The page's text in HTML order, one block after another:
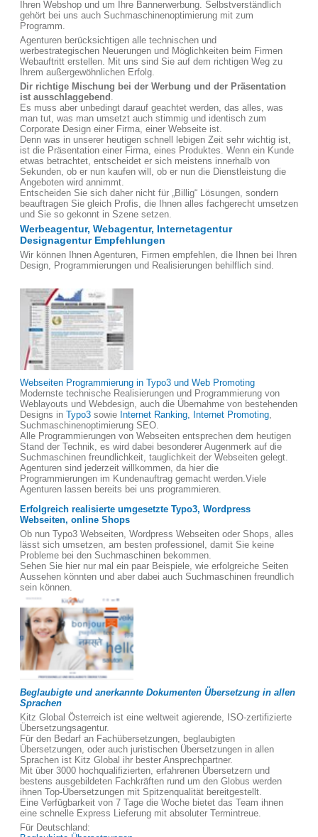
Ihren Webshop und um Ihre Bannerwerbung. Selbstverständlich
gehört bei uns auch Suchmaschinenoptimierung mit zum
Programm.
Agenturen berücksichtigen alle technischen und
werbestrategischen Neuerungen und Möglichkeiten beim Firmen
Webauftritt erstellen. Mit uns sind Sie auf dem richtigen Weg zu
Ihrem außergewöhnlichen Erfolg.
Dir richtige Mischung bei der Werbung und der Präsentation
ist ausschlaggebend .
Es muss aber unbedingt darauf geachtet werden, das alles, was
man tut, was man umsetzt auch stimmig und identisch zum
Corporate Design einer Firma, einer Webseite ist.
Denn was in unserer heutigen schnell lebigen Zeit sehr wichtig ist,
ist die Präsentation einer Firma, eines Produktes. Wenn ein Kunde
etwas betrachtet, entscheidet er sich meistens innerhalb von
Sekunden, ob er nun kaufen will, ob er nun die Dienstleistung die
Angeboten wird annimmt.
Entscheiden Sie sich daher nicht für „Billig“ Lösungen, sondern
beauftragen Sie gleich Profis, die Ihnen alles fachgerecht umsetzen
und Sie so gekonnt in Szene setzen.
Werbeagentur, Webagentur, Internetagentur
Designagentur Empfehlungen
Wir können Ihnen Agenturen, Firmen empfehlen, die Ihnen bei Ihren
Design, Programmierungen und Realisierungen behilflich sind.
Webseiten Programmierung in Typo3 und Web Promoting
Modernste technische Realisierungen und Programmierung von
Weblayouts und Webdesign, auch die Übernahme von bestehenden
Designs in Typo3 sowie Internet Ranking, Internet Promoting,
Suchmaschinenoptimierung SEO.
Alle Programmierungen von Webseiten entsprechen dem heutigen
Stand der Technik, es wird dabei besonderer Augenmerk auf die
Suchmaschinen freundlichkeit, tauglichkeit der Webseiten gelegt.
Agenturen sind jederzeit willkommen, da hier die
Programmierungen im Kundenauftrag gemacht werden.Viele
Agenturen lassen bereits bei uns programmieren.
Erfolgreich realisierte umgesetzte Typo3, Wordpress
Webseiten, online Shops
Ob nun Typo3 Webseiten, Wordpress Webseiten oder Shops, alles
lässt sich umsetzen, am besten professionel, damit Sie keine
Probleme bei den Suchmaschinen bekommen.
Sehen Sie hier nur mal ein paar Beispiele, wie erfolgreiche Seiten
Aussehen könnten und aber dabei auch Suchmaschinen freundlich
sein können.
Beglaubigte und anerkannte Dokumenten Übersetzung in allen
Sprachen
Kitz Global Österreich ist eine weltweit agierende, ISO-zertifizierte
Übersetzungsagentur.
Für den Bedarf an Fachübersetzungen, beglaubigten
Übersetzungen, oder auch juristischen Übersetzungen in allen
Sprachen ist Kitz Global ihr bester Ansprechpartner.
Mit über 3000 hochqualifizierten, erfahrenen Übersetzern und
bestens ausgebildeten Fachkräften rund um den Globus werden
ihnen Top-Übersetzungen mit Spitzenqualität bereitgestellt.
Eine Verfügbarkeit von 7 Tage die Woche bietet das Team ihnen
eine schnelle Express Lieferung mit absoluter Termintreue.
Für Deutschland: